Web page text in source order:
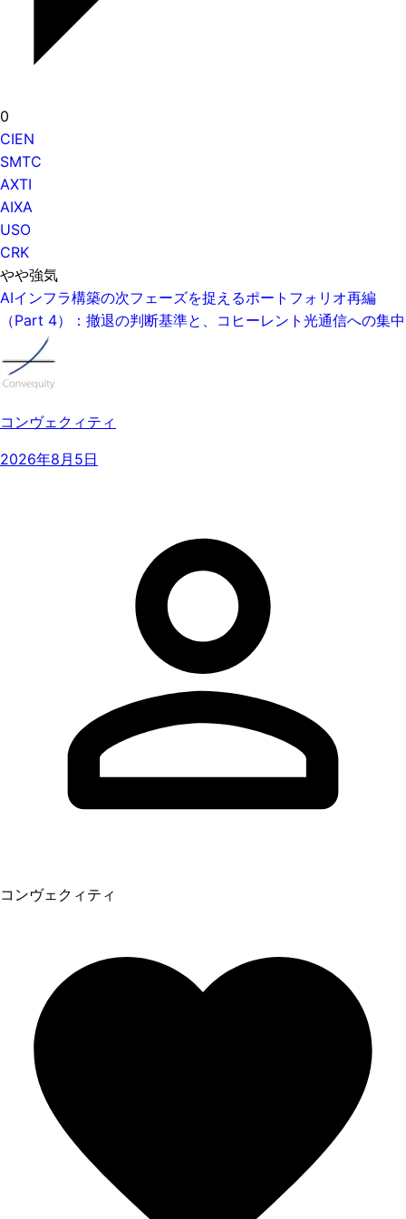
0
CIEN
SMTC
AXTI
AIXA
USO
CRK
やや強気
AIインフラ構築の次フェーズを捉えるポートフォリオ再編
（Part 4）：撤退の判断基準と、コヒーレント光通信への集中
コンヴェクィティ
2026年8月5日
コンヴェクィティ